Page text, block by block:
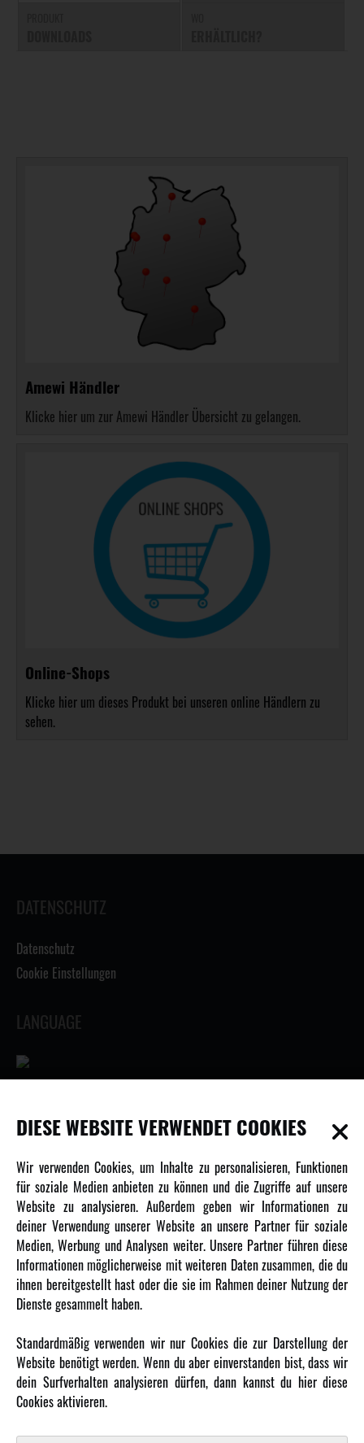
Amewi Händler
Klicke hier um zur Amewi Händler Übersicht zu gelangen.
Online-Shops
Klicke hier um dieses Produkt bei unseren online Händlern zu
sehen.
DATENSCHUTZ
Datenschutz
Cookie Einstellungen
LANGUAGE
INFORMATIONEN
Newsletter
Über uns
Karriere
Amewi Kataloge
MEHR VON AMEWI
AMXRacing - Qualitäts RC-Zubehör
Amewi Construction - Nutzfahrzeuge
Malinos - Die kreative Seite von Amewi
Werden Sie Amewi Händler
DIESE WEBSITE VERWENDET COOKIES
Wir verwenden Cookies, um Inhalte zu personalisieren, Funktionen
für soziale Medien anbieten zu können und die Zugriffe auf unsere
Website zu analysieren. Außerdem geben wir Informationen zu
deiner Verwendung unserer Website an unsere Partner für soziale
Medien, Werbung und Analysen weiter. Unsere Partner führen diese
Informationen möglicherweise mit weiteren Daten zusammen, die du
ihnen bereitgestellt hast oder die sie im Rahmen deiner Nutzung der
Dienste gesammelt haben.
Standardmäßig verwenden wir nur Cookies die zur Darstellung der
Website benötigt werden. Wenn du aber einverstanden bist, dass wir
dein Surfverhalten analysieren dürfen, dann kannst du hier diese
Cookies aktivieren.